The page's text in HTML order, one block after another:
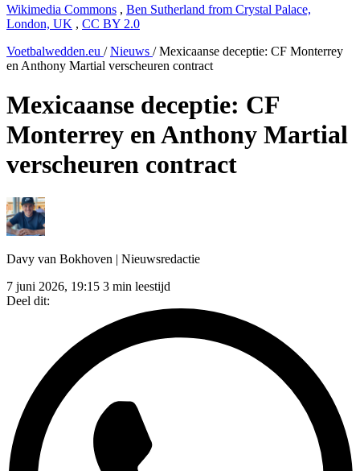
Wikimedia Commons , Ben Sutherland from Crystal Palace,
London, UK , CC BY 2.0
Voetbalwedden.eu / Nieuws / Mexicaanse deceptie: CF Monterrey
en Anthony Martial verscheuren contract
Mexicaanse deceptie: CF
Monterrey en Anthony Martial
verscheuren contract
Davy van Bokhoven | Nieuwsredactie
7 juni 2026, 19:15 3 min leestijd
Deel dit: